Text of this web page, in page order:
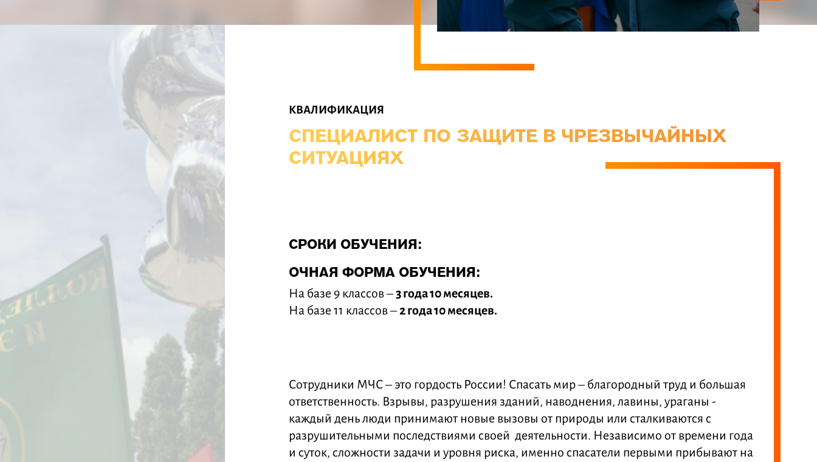
КВАЛИФИКАЦИЯ
СПЕЦИАЛИСТ ПО ЗАЩИТЕ В ЧРЕЗВЫЧАЙНЫХ
СИТУАЦИЯХ
СРОКИ ОБУЧЕНИЯ:
ОЧНАЯ ФОРМА ОБУЧЕНИЯ:
На базе 9 классов –3 года 10 месяцев.
На базе 11 классов –2 года 10 месяцев.
Сотрудники МЧС – это гордость России! Спасать мир – благородный труд и большая
ответственность. Взрывы, разрушения зданий, наводнения, лавины, ураганы -
каждый день люди принимают новые вызовы от природы или сталкиваются с
разрушительными последствиями своей деятельности. Независимо от времени года
и суток, сложности задачи и уровня риска, именно спасатели первыми прибывают на